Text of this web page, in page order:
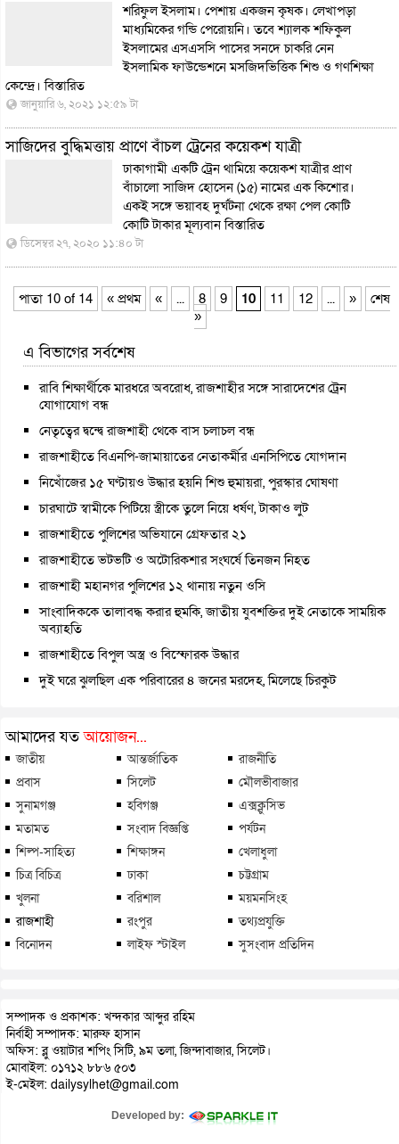
শরিফুল ইসলাম। পেশায় একজন কৃষক। লেখাপড়া
মাধ্যমিকের গন্ডি পেরোয়নি। তবে শ্যালক শফিকুল
ইসলামের এসএসসি পাসের সনদে চাকরি নেন
ইসলামিক ফাউন্ডেশনে মসজিদভিত্তিক শিশু ও গণশিক্ষা
কেন্দ্রে।বিস্তারিত
জানুয়ারি ৬, ২০২১ ১২:৫৯ টা
সাজিদের বুদ্ধিমত্তায় প্রাণে বাঁচল ট্রেনের কয়েকশ যাত্রী
ঢাকাগামী একটি ট্রেন থামিয়ে কয়েকশ যাত্রীর প্রাণ
বাঁচালো সাজিদ হোসেন (১৫) নামের এক কিশোর।
একই সঙ্গে ভয়াবহ দুর্ঘটনা থেকে রক্ষা পেল কোটি
কোটি টাকার মূল্যবানবিস্তারিত
ডিসেম্বর ২৭, ২০২০ ১১:৪০ টা
পাতা 10 of 14 « প্রথম « ... 8 9 10 11 12 ... »
শেষ
»
এ বিভাগের সর্বশেষ
রাবি শিক্ষার্থীকে মারধরে অবরোধ, রাজশাহীর সঙ্গে সারাদেশের ট্রেন
যোগাযোগ বন্ধ
নেতৃত্বের দ্বন্দ্বে রাজশাহী থেকে বাস চলাচল বন্ধ
রাজশাহীতে বিএনপি-জামায়াতের নেতাকর্মীর এনসিপিতে যোগদান
নিখোঁজের ১৫ ঘণ্টায়ও উদ্ধার হয়নি শিশু হুমায়রা, পুরস্কার ঘোষণা
চারঘাটে স্বামীকে পিটিয়ে স্ত্রীকে তুলে নিয়ে ধর্ষণ, টাকাও লুট
রাজশাহীতে পুলিশের অভিযানে গ্রেফতার ২১
রাজশাহীতে ভটভটি ও অটোরিকশার সংঘর্ষে তিনজন নিহত
রাজশাহী মহানগর পুলিশের ১২ থানায় নতুন ওসি
সাংবাদিককে তালাবদ্ধ করার হুমকি, জাতীয় যুবশক্তির দুই নেতাকে সাময়িক
অব্যাহতি
রাজশাহীতে বিপুল অস্ত্র ও বিস্ফোরক উদ্ধার
দুই ঘরে ঝুলছিল এক পরিবারের ৪ জনের মরদেহ, মিলেছে চিরকুট
আমাদের যতআয়োজন...
জাতীয় আন্তর্জাতিক
রাজনীতি
প্রবাস
সিলেট
মৌলভীবাজার
সুনামগঞ্জ
হবিগঞ্জ
এক্সক্লুসিভ
মতামত
সংবাদ বিজ্ঞপ্তি
পর্যটন
শিল্প-সাহিত্য
শিক্ষাঙ্গন
খেলাধুলা
চিত্র বিচিত্র
ঢাকা
চট্টগ্রাম
খুলনা
বরিশাল
ময়মনসিংহ
রাজশাহী
রংপুর
তথ্যপ্রযুক্তি
বিনোদন
লাইফ স্টাইল সুসংবাদ প্রতিদিন
সম্পাদক ও প্রকাশক: খন্দকার আব্দুর রহিম
নির্বাহী সম্পাদক: মারুফ হাসান
অফিস: ব্লু ওয়াটার শপিং সিটি, ৯ম তলা, জিন্দাবাজার, সিলেট।
মোবাইল: ০১৭১২ ৮৮৬ ৫০৩
ই-মেইল: dailysylhet@gmail.com
Developed by: